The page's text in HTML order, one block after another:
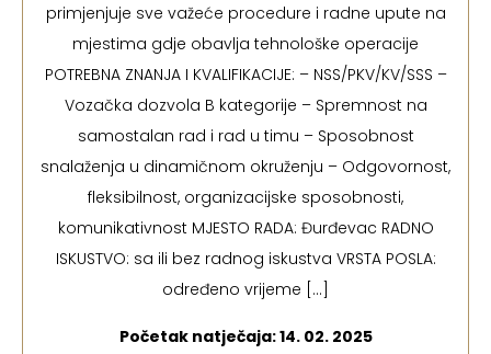
primjenjuje sve važeće procedure i radne upute na
mjestima gdje obavlja tehnološke operacije
POTREBNA ZNANJA I KVALIFIKACIJE: – NSS/PKV/KV/SSS –
Vozačka dozvola B kategorije – Spremnost na
samostalan rad i rad u timu – Sposobnost
snalaženja u dinamičnom okruženju – Odgovornost,
fleksibilnost, organizacijske sposobnosti,
komunikativnost MJESTO RADA: Đurđevac RADNO
ISKUSTVO: sa ili bez radnog iskustva VRSTA POSLA:
određeno vrijeme […]
Početak natječaja:14. 02. 2025